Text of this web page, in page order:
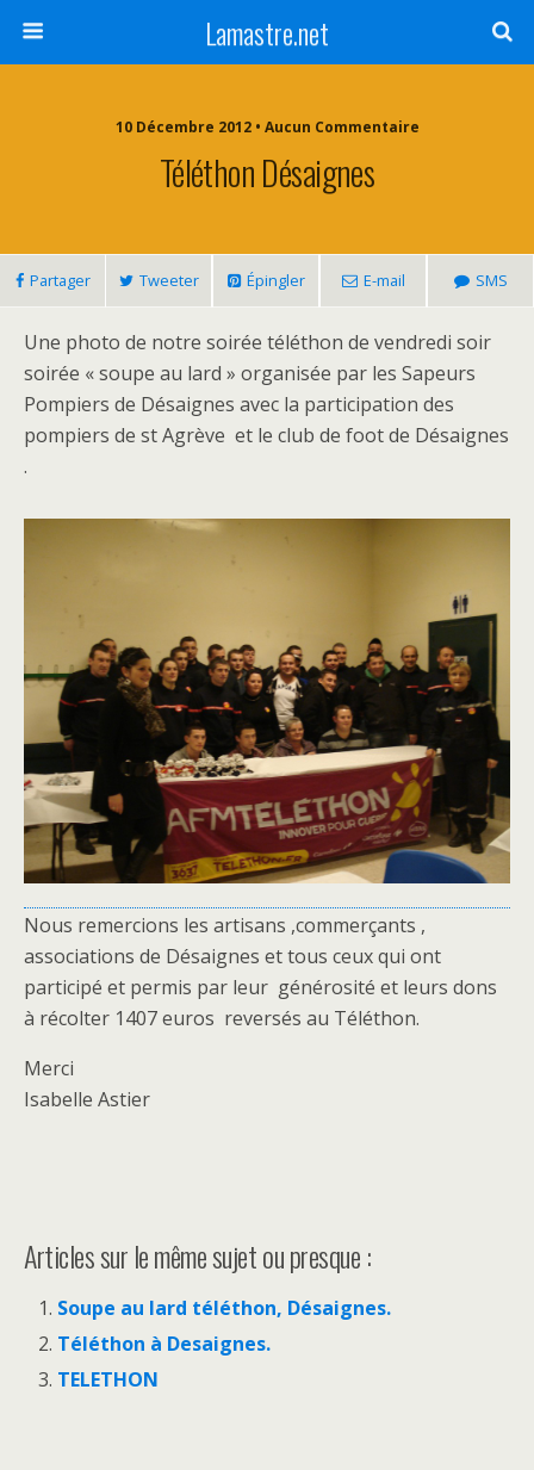
Lamastre.net
10 Décembre 2012 • Aucun Commentaire
Téléthon Désaignes
Partager Tweeter Épingler E-mail SMS
Une photo de notre soirée téléthon de vendredi soir
soirée « soupe au lard » organisée par les Sapeurs
Pompiers de Désaignes avec la participation des
pompiers de st Agrève et le club de foot de Désaignes
.
Nous remercions les artisans ,commerçants ,
associations de Désaignes et tous ceux qui ont
participé et permis par leur générosité et leurs dons
à récolter 1407 euros reversés au Téléthon.
Merci
Isabelle Astier
Articles sur le même sujet ou presque :
Soupe au lard téléthon, Désaignes.
Téléthon à Desaignes.
TELETHON